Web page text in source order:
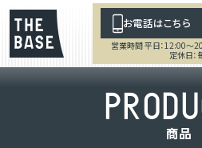
お電話はこちら
営業時間 平日：12:00～
定休日：
PRODU
商品